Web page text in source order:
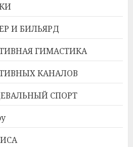
И БИЛЬЯРД
ГИМАСТИКА
КАНАЛОВ
СПОРТ